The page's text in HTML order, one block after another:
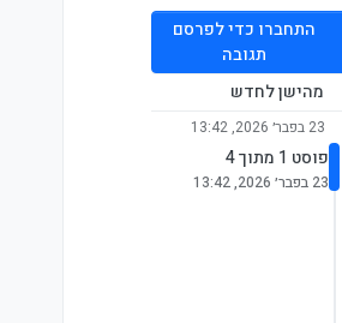
התחברו כדי לפרסם
תגובה
מהישן לחדש
23 בפבר׳ 2026, 13:42
פוסט 1 מתוך 4
23 בפבר׳ 2026, 13:42